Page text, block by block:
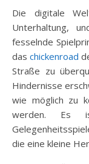
Die digitale
Unterhaltung,
fesselnde
daschickenroad
Straße zu
Hindernisse
wie möglich zu
werden. Es
die eine kleine